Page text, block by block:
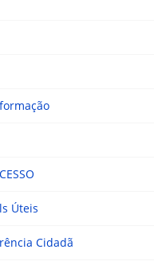
Úteis
Cidadã